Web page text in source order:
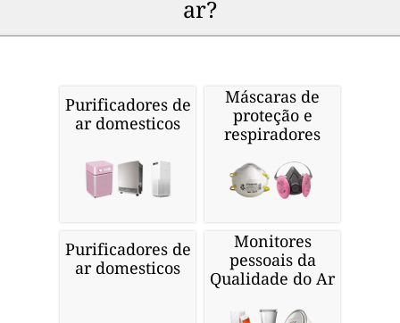
ar?
Purificadores de
ar domesticos
Máscaras de
proteção e
respiradores
Purificadores de
ar domesticos
Monitores
pessoais da
Qualidade do Ar